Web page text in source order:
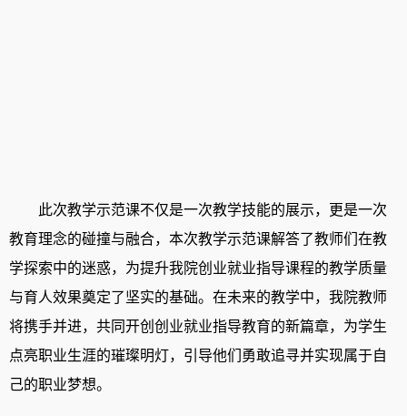
此次教学示范课不仅是一次教学技能的展示，更是一次
教育理念的碰撞与融合，本次教学示范课解答了教师们在教
学探索中的迷惑，为提升我院创业就业指导课程的教学质量
与育人效果奠定了坚实的基础。 在未来的教学中， 我院教师
将携手并进，共同开创创业就业指导教育的新篇章，为学生
点亮职业生涯的璀璨明灯，引导他们勇敢追寻并实现属于自
己的职业梦想。